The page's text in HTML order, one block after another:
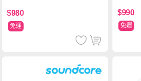
$980
免運
$990
免運